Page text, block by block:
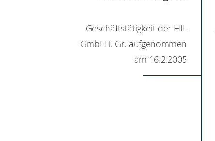
Geschäftstätigkeit der HIL
GmbH i. Gr. aufgenommen
am 16.2.2005